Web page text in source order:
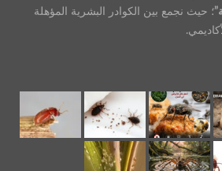
؛ حيث نجمع بين الكوادر البشرية المؤهلة